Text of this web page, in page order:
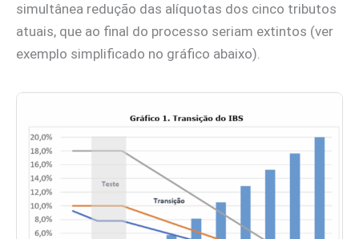
simultânea redução das alíquotas dos cinco tributos
atuais, que ao final do processo seriam extintos (ver
exemplo simplificado no gráfico abaixo).